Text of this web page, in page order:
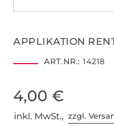
APPLIKATION
ART.NR.: 14218
4,00 €
inkl. MwSt.,zzgl.